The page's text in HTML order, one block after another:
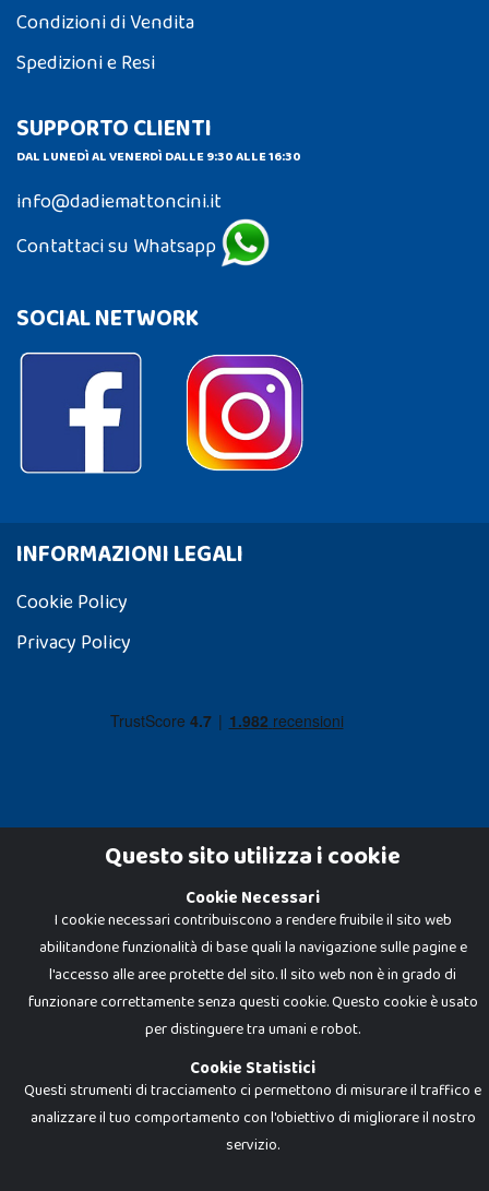
Condizioni di Vendita
Spedizioni e Resi
SUPPORTO CLIENTI
DAL LUNEDÌ AL VENERDÌ DALLE 9:30 ALLE 16:30
info@dadiemattoncini.it
Contattaci su Whatsapp
SOCIAL NETWORK
INFORMAZIONI LEGALI
Cookie Policy
Privacy Policy
Dadi e Mattoncini è un brand di Giocabene Srl. Ogni riproduzione o utilizzo non
espressamente autorizzato è severamente vietato. Tutti i loghi, marchi,
brand elencati nel presente shop sono di proprietà dei rispettivi titolari.
I prezzi e le promozioni pubblicate potrebbero differire da quanto esposto in
negozio.
Giocabene Srl - via della Posta 8, 20123 Milano (MI)
P.IVA 02608090425 - REA AN201199 - C.S. 10.000 i.v.
Questo sito utilizza i cookie
Cookie Necessari
I cookie necessari contribuiscono a rendere fruibile il sito web
abilitandone funzionalità di base quali la navigazione sulle pagine e
l'accesso alle aree protette del sito. Il sito web non è in grado di
funzionare correttamente senza questi cookie. Questo cookie è usato
per distinguere tra umani e robot.
Cookie Statistici
Questi strumenti di tracciamento ci permettono di misurare il traffico e
analizzare il tuo comportamento con l'obiettivo di migliorare il nostro
servizio.